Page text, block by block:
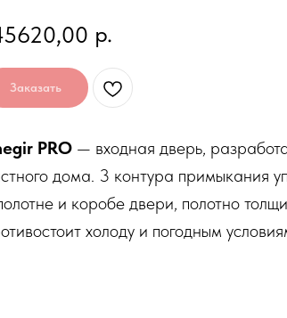
р.
Заказать
PRO — входная дверь,
дома. 3 контура примыкания
и коробе двери, полотно
холоду и погодным